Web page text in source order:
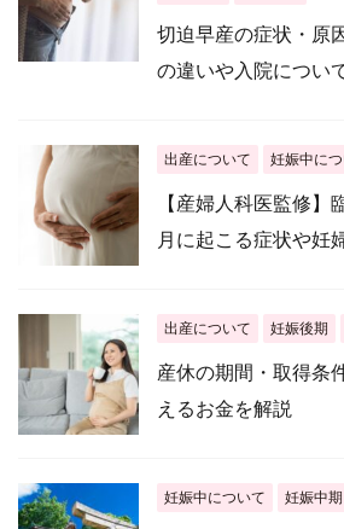
切迫早産の症状・原
の違いや入院につい
出産について 妊娠中に
【産婦人科医監修】
月に起こる症状や妊
出産について 妊娠後期
産休の期間・取得条
えるお金を解説
妊娠中について 妊娠中期